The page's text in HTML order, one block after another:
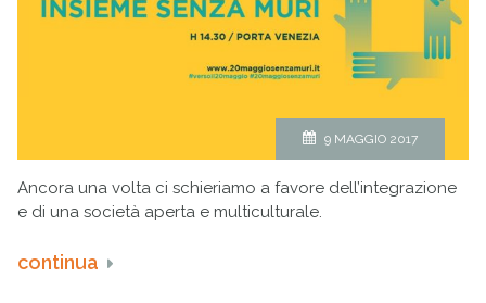
9 MAGGIO 2017
Ancora una volta ci schieriamo a favore dell’integrazione
e di una società aperta e multiculturale.
continua